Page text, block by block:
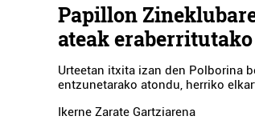
Papillon
ateak
Urteetan itxita izan den Polborina
entzunetarako atondu, herriko
Ikerne Zarate Gartziarena